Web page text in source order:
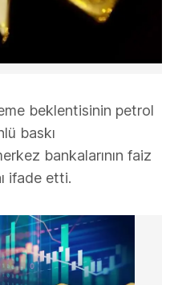
beklentisinin petrol
baskı
bankalarının faiz
ifade etti.